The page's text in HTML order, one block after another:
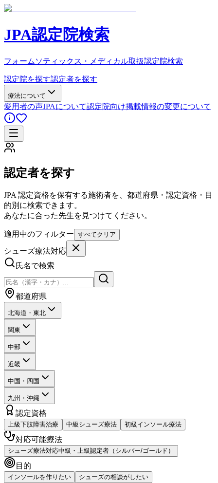
JPA認定院検索
フォームソティックス・メディカル取扱認定院検索
認定院を探す認定者を探す
療法について
愛用者の声JPAについて認定院向け掲載情報の変更について
認定者を探す
JPA 認定資格を保有する施術者を、都道府県・認定資格・目
的別に検索できます。
あなたに合った先生を見つけてください。
適用中のフィルター すべてクリア
シューズ療法対応
氏名で検索
都道府県
北海道・東北
関東
中部
近畿
中国・四国
九州・沖縄
認定資格
上級下肢障害治療 中級 シューズ療法 初級 インソール療法
対応可能療法
シューズ療法対応中級・上級認定者（シルバー/ゴールド）
目的
インソールを作りたい
シューズの相談がしたい